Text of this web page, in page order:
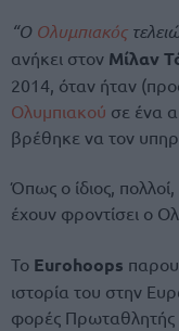
“Ο Ολυμπιακός
ανήκει στον Μίλαν
2014, όταν ήταν
Ολυμπιακού σε ένα
βρέθηκε να τον
Όπως ο ίδιος, πολλοί,
έχουν φροντίσει ο
Το Eurohoops
ιστορία του στην
φορές Πρωταθλητής